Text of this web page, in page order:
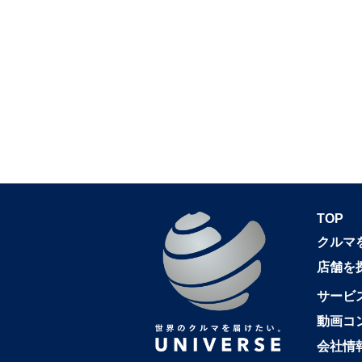
TOP
クルマ
店舗を
サービ
動画コ
会社情